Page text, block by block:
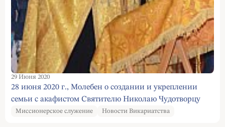
29 Июня 2020
28 июня 2020 г., Молебен о создании и укреплении
семьи с акафистом Святителю Николаю Чудотворцу
Миссионерское служение Новости Викариатства